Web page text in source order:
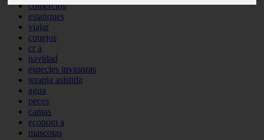
comercios
estanques
viajar
conejos
cr a
navidad
especies invasoras
terapia asistida
agua
peces
camas
econom a
mascotas